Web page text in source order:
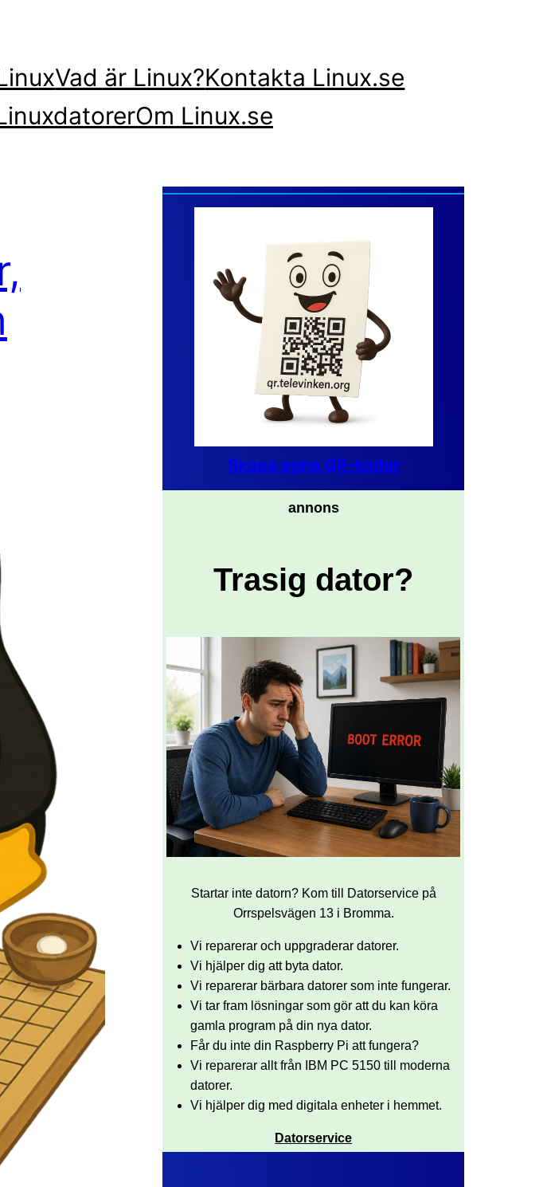
Vad är Linux?Kontakta Linux.se
Om Linux.se
Skapa egna QR-koder
annons
Trasig dator?
Startar inte datorn? Kom till Datorservice på
Orrspelsvägen 13 i Bromma.
Vi reparerar och uppgraderar datorer.
Vi hjälper dig att byta dator.
Vi reparerar bärbara datorer som inte fungerar.
Vi tar fram lösningar som gör att du kan köra
gamla program på din nya dator.
Får du inte din Raspberry Pi att fungera?
Vi reparerar allt från IBM PC 5150 till moderna
datorer.
Vi hjälper dig med digitala enheter i hemmet.
Datorservice